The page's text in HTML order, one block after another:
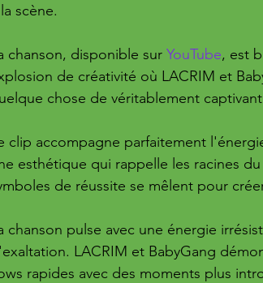
scène.
chanson, disponible sur YouTube, est
de créativité où LACRIM et
chose de véritablement
clip accompagne parfaitement
esthétique qui rappelle les racines
de réussite se mêlent pour
chanson pulse avec une énergie
LACRIM et BabyGang
rapides avec des moments plus